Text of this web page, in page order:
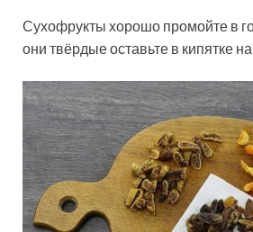
Сухофрукты хорошо промойте в
они твёрдые оставьте в кипятке